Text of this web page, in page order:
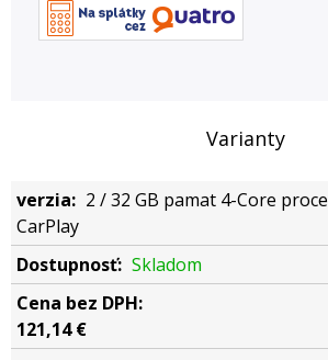
Varianty
2 / 32 GB pamat 4-Core
CarPlay
Skladom
121,14 €